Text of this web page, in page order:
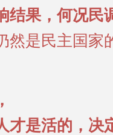
结果，何况民
然是民主国家
才是活的，决